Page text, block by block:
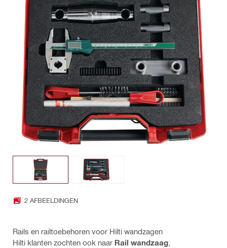
2 AFBEELDINGEN
Rails en railtoebehoren voor Hilti wandzagen
Hilti klanten zochten ook naar Rail wandzaag